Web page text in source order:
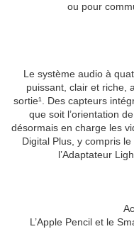
ou pour
Le système audio à
puissant, clair et riche,
sortie¹. Des capteurs
que soit l’orientation
désormais en charge les
Digital Plus, y compris
l’Adaptateur
L’Apple Pencil et le